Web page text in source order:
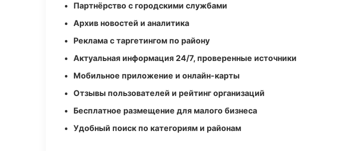
Партнёрство с городскими службами
Архив новостей и аналитика
Реклама с таргетингом по району
Актуальная информация 24/7, проверенные источники
Мобильное приложение и онлайн-карты
Отзывы пользователей и рейтинг организаций
Бесплатное размещение для малого бизнеса
Удобный поиск по категориям и районам